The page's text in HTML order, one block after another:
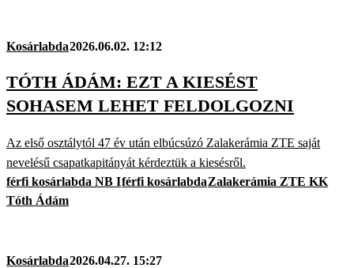
Kosárlabda2026.06.02. 12:12
TÓTH ÁDÁM: EZT A KIESÉST
SOHASEM LEHET FELDOLGOZNI
Az első osztálytól 47 év után elbúcsúzó Zalakerámia ZTE saját
nevelésű csapatkapitányát kérdeztük a kiesésről.
férfi kosárlabda NB Iférfi kosárlabdaZalakerámia ZTE KK
Tóth Ádám
Kosárlabda2026.04.27. 15:27